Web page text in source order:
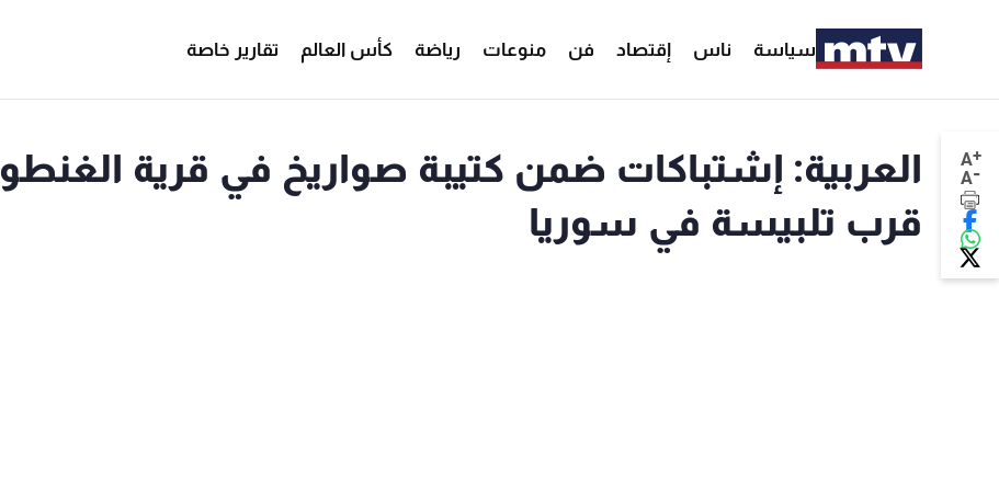
سياسة ناس إقتصاد فن منوعات رياضة كأس العالم تقارير خاصة
A+
A-
العربية: إشتباكات ضمن كتيبة صواريخ في قرية الغنطو
قرب تلبيسة في سوريا